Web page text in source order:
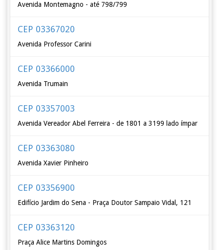
Avenida Montemagno - até 798/799
CEP 03367020
Avenida Professor Carini
CEP 03366000
Avenida Trumain
CEP 03357003
Avenida Vereador Abel Ferreira - de 1801 a 3199 lado ímpar
CEP 03363080
Avenida Xavier Pinheiro
CEP 03356900
Edifício Jardim do Sena - Praça Doutor Sampaio Vidal, 121
CEP 03363120
Praça Alice Martins Domingos